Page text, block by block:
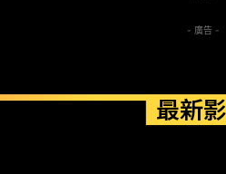
- 廣告 -
最新